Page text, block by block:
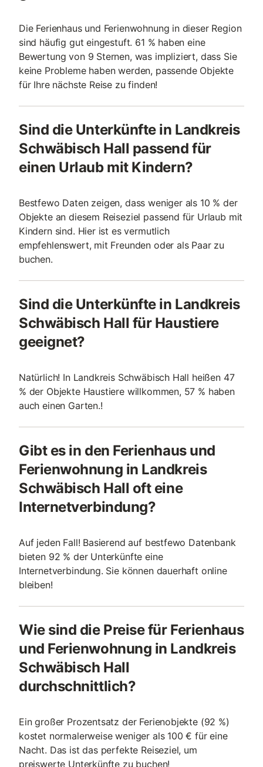
Die Ferienhaus und Ferienwohnung in dieser Region
sind häufig gut eingestuft. 61 % haben eine
Bewertung von 9 Sternen, was impliziert, dass Sie
keine Probleme haben werden, passende Objekte
für Ihre nächste Reise zu finden!
Sind die Unterkünfte in Landkreis
Schwäbisch Hall passend für
einen Urlaub mit Kindern?
Bestfewo Daten zeigen, dass weniger als 10 % der
Objekte an diesem Reiseziel passend für Urlaub mit
Kindern sind. Hier ist es vermutlich
empfehlenswert, mit Freunden oder als Paar zu
buchen.
Sind die Unterkünfte in Landkreis
Schwäbisch Hall für Haustiere
geeignet?
Natürlich! In Landkreis Schwäbisch Hall heißen 47
% der Objekte Haustiere willkommen, 57 % haben
auch einen Garten.!
Gibt es in den Ferienhaus und
Ferienwohnung in Landkreis
Schwäbisch Hall oft eine
Internetverbindung?
Auf jeden Fall! Basierend auf bestfewo Datenbank
bieten 92 % der Unterkünfte eine
Internetverbindung. Sie können dauerhaft online
bleiben!
Wie sind die Preise für Ferienhaus
und Ferienwohnung in Landkreis
Schwäbisch Hall
durchschnittlich?
Ein großer Prozentsatz der Ferienobjekte (92 %)
kostet normalerweise weniger als 100 € für eine
Nacht. Das ist das perfekte Reiseziel, um
preiswerte Unterkünfte zu buchen!